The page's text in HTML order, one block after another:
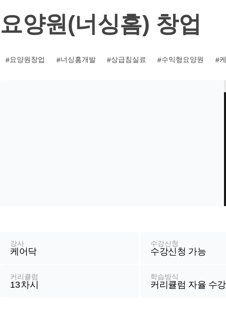
요양원(너싱홈) 창업
요양원창업 너싱홈개발 상급침실료 수익형요양원
강사
케어닥
수강신청
수강신청 가능
커리큘럼
13차시
학습방식
커리큘럼 자율 수